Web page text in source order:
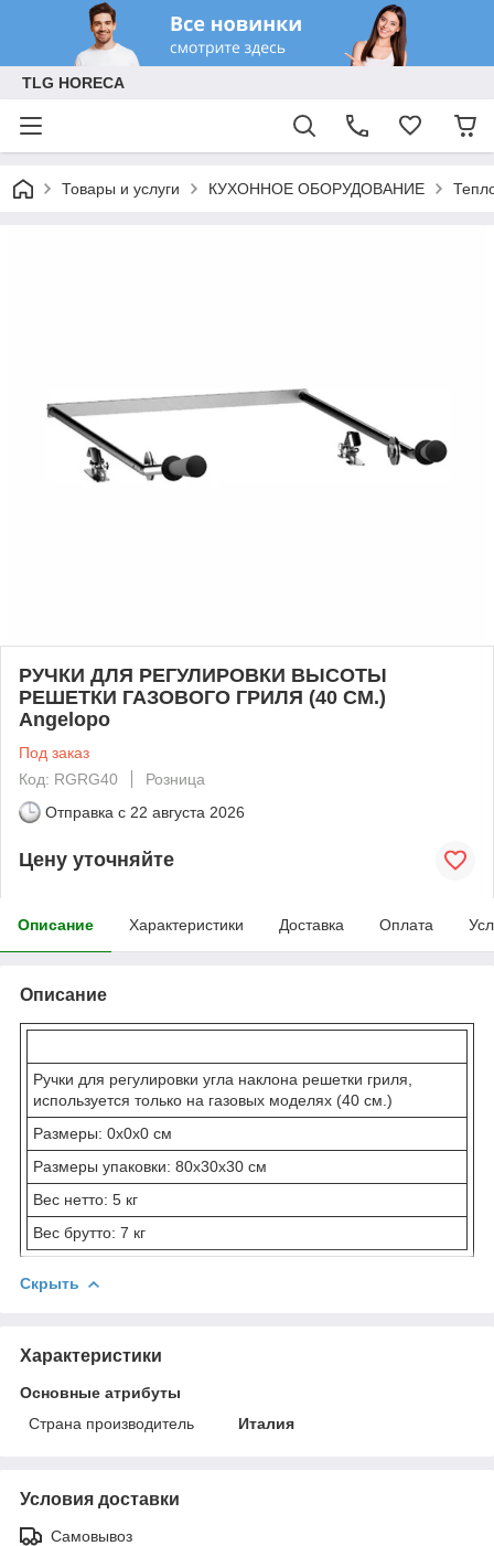
TLG HORECA
Товары и услуги КУХОННОЕ ОБОРУДОВАНИЕ
РУЧКИ ДЛЯ РЕГУЛИРОВКИ ВЫСОТЫ
РЕШЕТКИ ГАЗОВОГО ГРИЛЯ (40 CM.)
Angelopo
Под заказ
Код: RGRG40
Розница
Отправка с 22 августа 2026
Цену уточняйте
Описание Характеристики Доставка Оплата
Описание
Ручки для регулировки угла наклона решетки гриля,
используется только на газовых моделях (40 см.)
Размеры: 0x0x0 см
Размеры упаковки: 80x30x30 см
Вес нетто: 5 кг
Вес брутто: 7 кг
Скрыть
Характеристики
Основные атрибуты
Страна производитель
Италия
Условия доставки
Самовывоз